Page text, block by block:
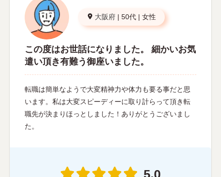
大阪府 | 50代 | 女性
この度はお世話になりました。 細かいお気
遣い頂き有難う御座いました。
転職は簡単なようで大変精神力や体力も要る事だと思
います。私は大変スピーディーに取り計らって頂き転
職先が決まりほっとしました！ありがとうございまし
た。
5.0